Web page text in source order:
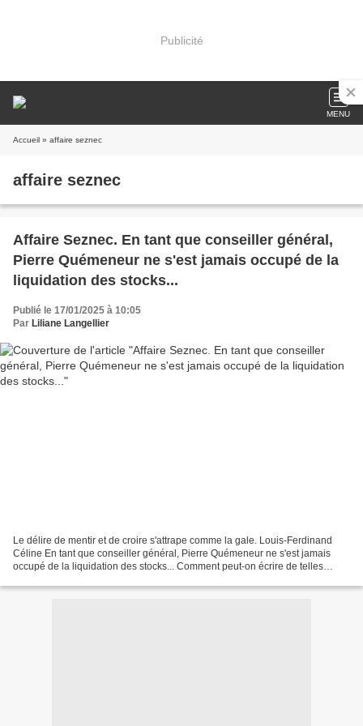
Publicité
MENU
Accueil » affaire seznec
affaire seznec
Affaire Seznec. En tant que conseiller général,
Pierre Quémeneur ne s'est jamais occupé de la
liquidation des stocks...
Publié le 17/01/2025 à 10:05
Par Liliane Langellier
Le délire de mentir et de croire s'attrape comme la gale. Louis-Ferdinand
Céline En tant que conseiller général, Pierre Quémeneur ne s'est jamais
occupé de la liquidation des stocks... Comment peut-on écrire de telles